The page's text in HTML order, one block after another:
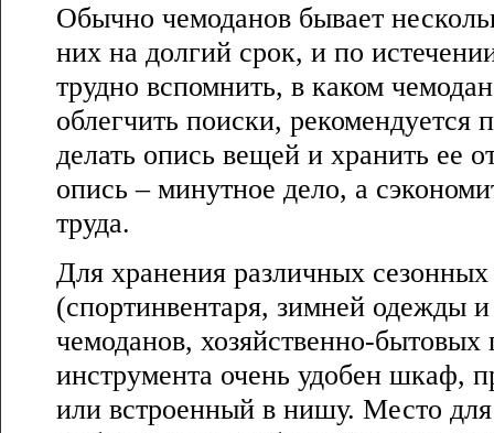
Обычно чемоданов бывает
них на долгий срок, и по
трудно вспомнить, в каком
облегчить поиски, рекомендуется
делать опись вещей и хранить ее
опись – минутное дело, а
труда.
Для хранения различных
(спортинвентаря, зимней одежды
чемоданов, хозяйственно-бытовых
инструмента очень удобен шкаф,
или встроенный в нишу. Место